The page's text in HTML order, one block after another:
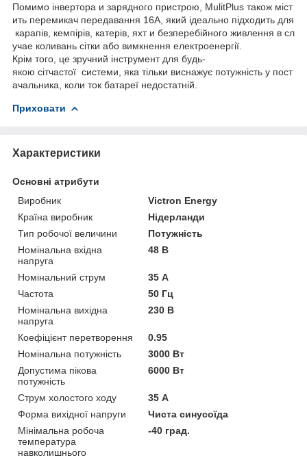
Помимо інвертора и зарядного пристрою, MulitPlus також міст
ить перемикач передавання 16А, який ідеально підходить для
карапів, кемпірів, катерів, яхт и безперебійного живлення в сл
учае коливань сітки або вимкнення електроенергії.
Крім того, це зручний інструмент для будь-
якою сітчастої системи, яка тільки виснажує потужність у пост
ачальника, коли ток батареї недостатній.
Приховати
Характеристики
Основні атрибути
Виробник
Victron Energy
Країна виробник
Нідерланди
Тип робочої величини
Потужність
Номінальна вхідна
напруга
48 В
Номінальний струм
35 А
Частота
50 Гц
Номінальна вихідна
напруга
230 В
Коефіцієнт перетворення
0.95
Номінальна потужність
3000 Вт
Допустима пікова
потужність
6000 Вт
Струм холостого ходу
35 А
Форма вихідної напруги
Чиста синусоїда
Мінімальна робоча
температура
навколишнього
-40 град.